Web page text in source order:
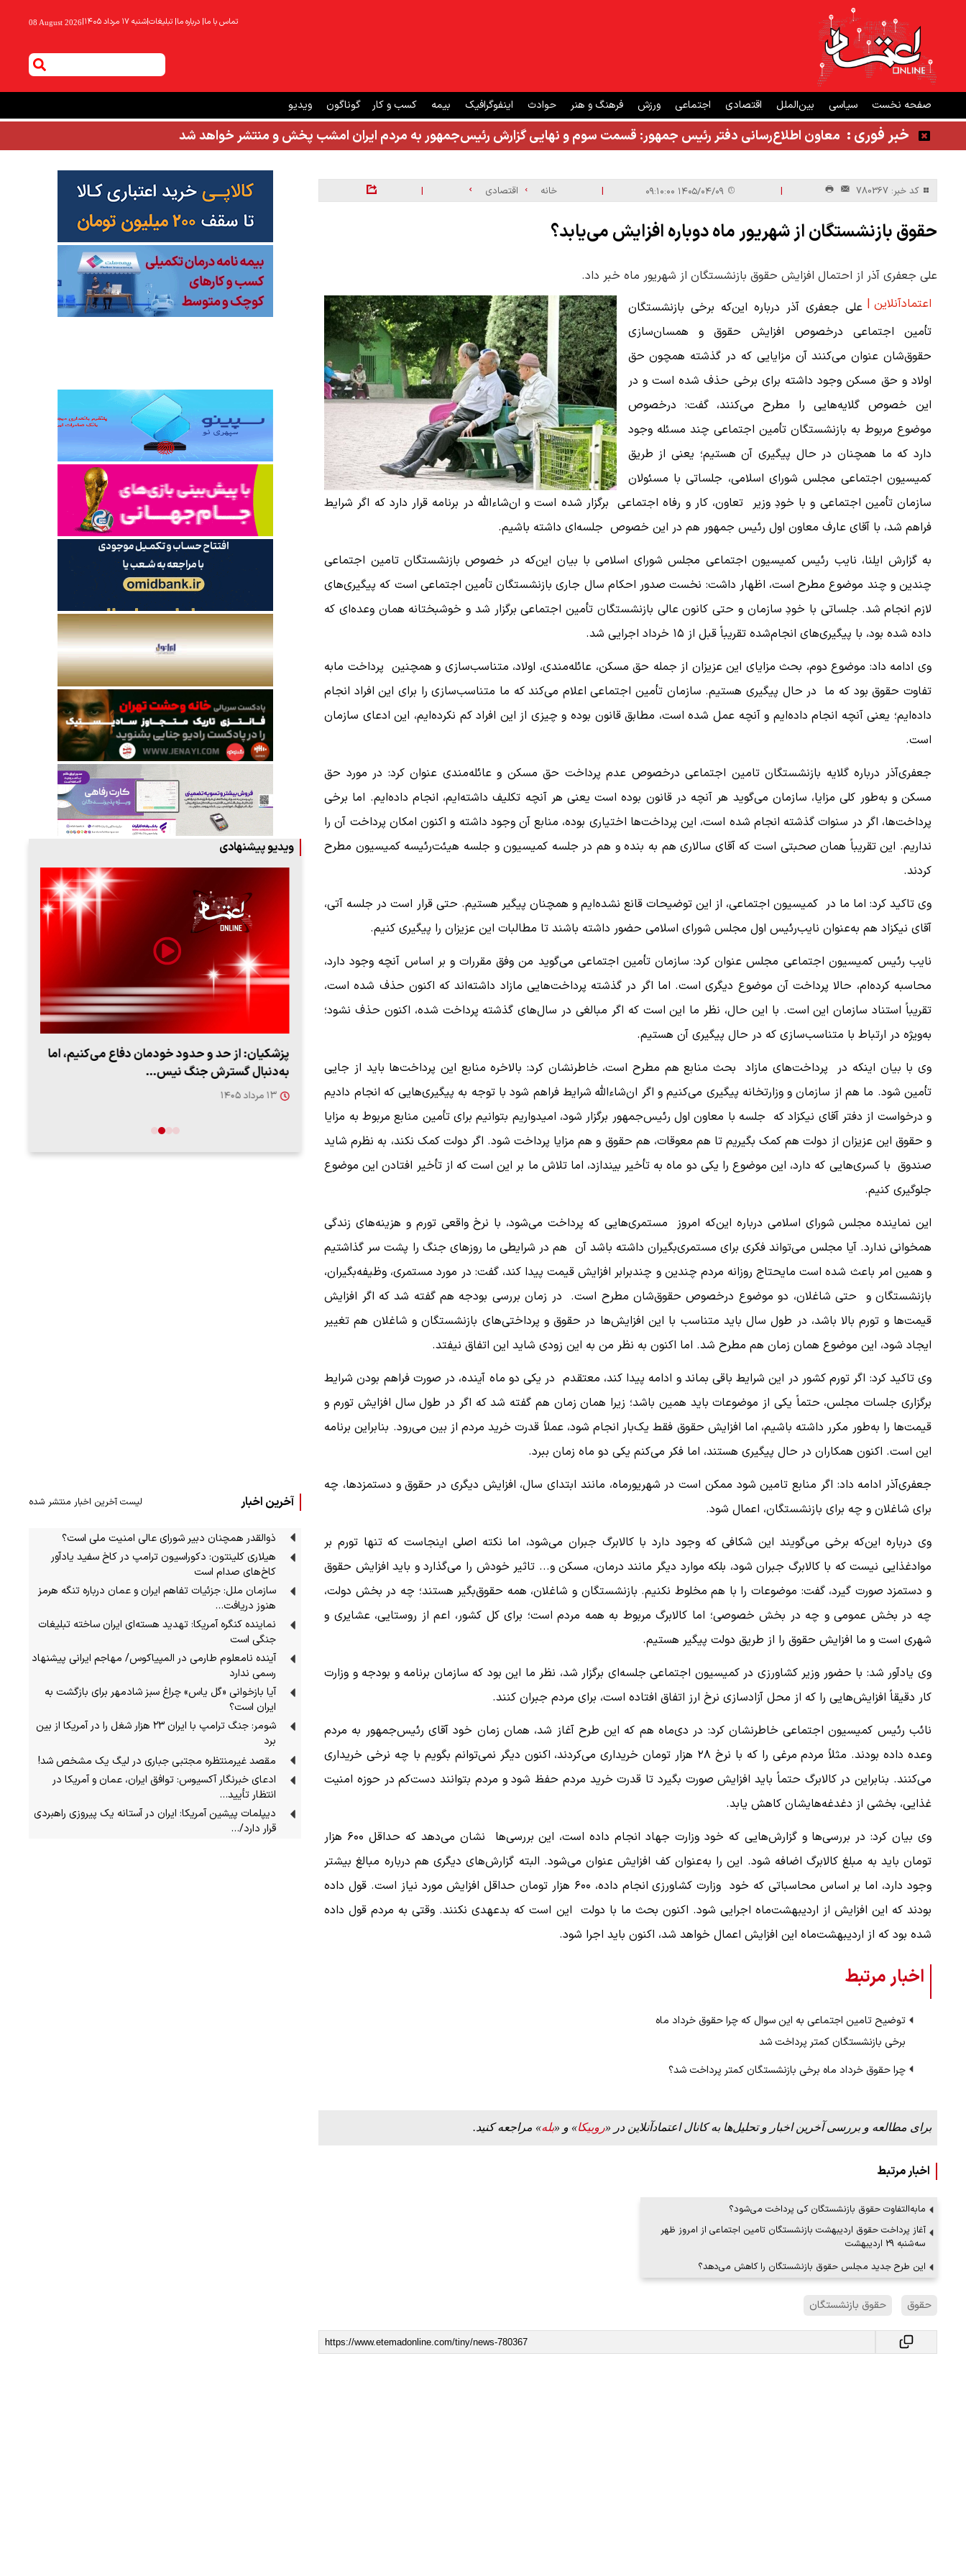
تماس با ما| درباره ما| تبلیغات|شنبه ۱۷ مرداد ۱۴۰۵ |
08 August 2026
صفحه نخست سیاسی بین‌الملل اقتصادی اجتماعی ورزش فرهنگ و هنر حوادث اینفوگرافیک بیمه کسب و کار گوناگون ویدیو
خبر فوری : معاون اطلاع‌رسانی دفتر رئیس جمهور: قسمت سوم و نهایی گزارش رئیس‌جمهور به مردم ایران امشب پخش و منتشر خواهد شد
کد خبر: 780367 |
| خانه اقتصادی |
حقوق بازنشستگان از شهریور ماه دوباره افزایش می‌یابد؟
علی جعفری آذر از احتمال افزایش حقوق بازنشستگان از شهریور ماه خبر داد.
اعتمادآنلاین | علی جعفری آذر درباره این‌که برخی بازنشستگان
تأمین اجتماعی درخصوص افزایش حقوق و همسان‌سازی
حقوق‌شان عنوان می‌کنند آن مزایایی که در گذشته همچون حق
اولاد و حق مسکن وجود داشته برای برخی حذف شده است و در
این خصوص گلایه‌هایی را مطرح می‌کنند،‌ گفت: درخصوص
موضوع مربوط به بازنشستگان تأمین اجتماعی چند مسئله وجود
دارد که ما همچنان در حال پیگیری آن هستیم؛ یعنی از طریق
کمیسیون اجتماعی مجلس شورای اسلامی، جلساتی با مسئولان
سازمان تأمین اجتماعی و با خودِ وزیر تعاون، کار و رفاه اجتماعی برگزار شده است و ان‌شاءالله در برنامه قرار دارد که اگر شرایط
فراهم شد، با آقای عارف معاون اول رئیس جمهور هم در این خصوص جلسه‌ای داشته باشیم.
به گزارش ایلنا، نایب رئیس کمیسیون اجتماعی مجلس شورای اسلامی با بیان این‌که در خصوص بازنشستگان تامین اجتماعی
چندین و چند موضوع مطرح است، اظهار داشت: نخست صدور احکام سال جاری بازنشستگان تأمین اجتماعی است که پیگیری‌های
لازم انجام شد. جلساتی با خودِ سازمان و حتی کانون عالی بازنشستگان تأمین اجتماعی برگزار شد و خوشبختانه همان وعده‌ای که
داده شده بود، با پیگیری‌های انجام‌شده تقریباً قبل از ۱۵ خرداد اجرایی شد.
وی ادامه داد: موضوع دوم، بحث مزایای این عزیزان از جمله حق مسکن، عائله‌مندی، اولاد، متناسب‌سازی و همچنین پرداخت ما‌به
تفاوت حقوق بود که ما در حال پیگیری هستیم. سازمان تأمین اجتماعی اعلام می‌کند که ما متناسب‌سازی را برای این افراد انجام
داده‌ایم؛ یعنی آنچه انجام داده‌ایم و آنچه عمل شده است، مطابق قانون بوده و چیزی از این افراد کم نکرده‌ایم، این ادعای سازمان
است.
جعفری‌آذر درباره گلایه بازنشستگان تامین اجتماعی درخصوص عدم پرداخت حق مسکن و عائله‌مندی عنوان کرد: در مورد حق
مسکن و به‌طور کلی مزایا، سازمان می‌گوید هر آنچه در قانون بوده است یعنی هر آنچه تکلیف داشته‌ایم، انجام داده‌ایم. اما برخی
پرداخت‌ها، اگر در سنوات گذشته انجام شده است، این پرداخت‌ها اختیاری بوده، منابع آن وجود داشته و اکنون امکان پرداخت آن را
نداریم. این تقریباً همان صحبتی است که آقای سالاری هم به بنده و هم در جلسه کمیسیون و جلسه هیئت‌رئیسه کمیسیون مطرح
کردند.
وی تاکید کرد: اما ما در کمیسیون اجتماعی، از این توضیحات قانع نشده‌ایم و همچنان پیگیر هستیم. حتی قرار است در جلسه آتی،
آقای نیکزاد هم به‌عنوان نایب‌رئیس اول مجلس شورای اسلامی حضور داشته باشند تا مطالبات این عزیزان را پیگیری کنیم.
نایب رئیس کمیسیون اجتماعی مجلس عنوان کرد: سازمان تأمین اجتماعی می‌گوید من وفق مقررات و بر اساس آنچه وجود دارد،
محاسبه کرده‌ام، حالا پرداخت آن موضوع دیگری است. اما اگر در گذشته پرداخت‌هایی مازاد داشته‌اند که اکنون حذف شده است،
تقریباً استناد سازمان این است. با این حال، نظر ما این است که اگر مبالغی در سال‌های گذشته پرداخت شده، اکنون حذف نشود؛
به‌ویژه در ارتباط با متناسب‌سازی که در حال پیگیری آن هستیم.
وی با بیان اینکه در پرداخت‌های مازاد بحث منابع هم مطرح است، خاطرنشان کرد: بالاخره منابع این پرداخت‌ها باید از جایی
تأمین شود. ما هم از سازمان و وزارتخانه پیگیری می‌کنیم و اگر ان‌شاءالله شرایط فراهم شود با توجه به پیگیری‌هایی که انجام دادیم
و درخواست از دفتر آقای نیکزاد که جلسه با معاون اول رئیس‌جمهور برگزار شود، امیدواریم بتوانیم برای تأمین منابع مربوط به مزایا
و حقوق این عزیزان از دولت هم کمک بگیریم تا هم معوقات، هم حقوق و هم مزایا پرداخت شود. اگر دولت کمک نکند، به نظرم شاید
صندوق با کسری‌هایی که دارد، این موضوع را یکی دو ماه به تأخیر بیندازد، اما تلاش ما بر این است که از تأخیر افتادن این موضوع
جلوگیری کنیم.
این نماینده مجلس شورای اسلامی درباره این‌که امروز مستمری‌هایی که پرداخت می‌شود، با نرخ واقعی تورم و هزینه‌های زندگی
همخوانی ندارد. آیا مجلس می‌تواند فکری برای مستمری‌بگیران داشته باشد آن هم در شرایطی ما روزهای جنگ را پشت سر گذاشتیم
و همین امر باعث شده است مایحتاج روزانه مردم چندین و چندبرابر افزایش قیمت پیدا کند،‌ گفت: در مورد مستمری، وظیفه‌بگیران،
بازنشستگان و حتی شاغلان، دو موضوع درخصوص حقوق‌شان مطرح است. در زمان بررسی بودجه هم گفته شد که اگر افزایش
قیمت‌ها و تورم بالا باشد، در طول سال باید متناسب با این افزایش‌ها در حقوق و پرداختی‌های بازنشستگان و شاغلان هم تغییر
ایجاد شود، این موضوع همان زمان هم مطرح شد. اما اکنون به نظر من به این زودی شاید این اتفاق نیفتد.
وی تاکید کرد: اگر تورم کشور در این شرایط باقی بماند و ادامه پیدا کند، معتقدم در یکی دو ماه آینده، در صورت فراهم بودن شرایط
برگزاری جلسات مجلس، حتماً یکی از موضوعات باید همین باشد؛ زیرا همان زمان هم گفته شد که اگر در طول سال افزایش تورم و
قیمت‌ها را به‌طور مکرر داشته باشیم، اما افزایش حقوق فقط یک‌بار انجام شود، عملاً قدرت خرید مردم از بین می‌رود. بنابراین برنامه
این است. اکنون همکاران در حال پیگیری هستند، اما فکر می‌کنم یکی دو ماه زمان ببرد.
جعفری‌آذر ادامه داد: اگر منابع تامین شود ممکن است در شهریورماه، مانند ابتدای سال، افزایش دیگری در حقوق و دستمزدها، چه
برای شاغلان و چه برای بازنشستگان، اعمال شود.
وی درباره این‌که برخی می‌گویند این شکافی که وجود دارد با کالابرگ جبران می‌شود، اما نکته اصلی اینجاست که تنها تورم بر
موادغذایی نیست که با کالابرگ جبران شود،‌ بلکه موارد دیگر مانند درمان، مسکن و... تاثیر خودش را می‌گذارد و باید افزایش حقوق
و دستمزد صورت گیرد، گفت: موضوعات را با هم مخلوط نکنیم. بازنشستگان و شاغلان، همه حقوق‌بگیر هستند؛ چه در بخش دولت،
چه در بخش عمومی و چه در بخش خصوصی؛ اما کالابرگ مربوط به همه مردم است؛ برای کل کشور، اعم از روستایی، عشایری و
شهری است و ما افزایش حقوق را از طریق دولت پیگیر هستیم.
وی یادآور شد: با حضور وزیر کشاورزی در کمیسیون اجتماعی جلسه‌ای برگزار شد، نظر ما این بود که سازمان برنامه و بودجه و وزارت
کار دقیقاً افزایش‌هایی را که از محل آزادسازی نرخ ارز اتفاق افتاده است، برای مردم جبران کنند.
نائب رئیس کمیسیون اجتماعی خاطرنشان کرد: در دی‌ماه هم که این طرح آغاز شد، همان زمان خود آقای رئیس‌جمهور به مردم
وعده داده بودند. مثلاً مردم مرغی را که با نرخ ۲۸ هزار تومان خریداری می‌کردند، اکنون دیگر نمی‌توانم بگویم با چه نرخی خریداری
می‌کنند. بنابراین در کالابرگ حتماً باید افزایش صورت بگیرد تا قدرت خرید مردم حفظ شود و مردم بتوانند دست‌کم در حوزه امنیت
غذایی، بخشی از دغدغه‌هایشان کاهش یابد.
وی بیان کرد: در بررسی‌ها و گزارش‌هایی که خود وزارت جهاد انجام داده است، این بررسی‌ها نشان می‌دهد که حداقل ۶۰۰ هزار
تومان باید به مبلغ کالابرگ اضافه شود. این را به‌عنوان کف افزایش عنوان می‌شود. البته گزارش‌های دیگری هم درباره مبالغ بیشتر
وجود دارد، اما بر اساس محاسباتی که خود وزارت کشاورزی انجام داده‌، ۶۰۰ هزار تومان حداقل افزایش مورد نیاز است. قول داده
بودند که این افزایش از اردیبهشت‌ماه اجرایی شود. اکنون بحث ما با دولت این است که بدعهدی نکنند. وقتی به مردم قول داده
شده بود که از اردیبهشت‌ماه این افزایش اعمال خواهد شد، اکنون باید اجرا شود.
اخبار مرتبط
توضیح تامین اجتماعی به این سوال که چرا حقوق خرداد ماه
برخی بازنشستگان کمتر پرداخت شد
چرا حقوق خرداد ماه برخی بازنشستگان کمتر پرداخت شد؟
برای مطالعه و بررسی آخرین اخبار و تحلیل‌ها به کانال اعتمادآنلاین در «روبیکا» و «بله» مراجعه کنید.
اخبار مرتبط
مابه‌التفاوت حقوق بازنشستگان کی پرداخت می‌شود؟
آغاز پرداخت حقوق اردیبهشت بازنشستگان تامین اجتماعی از امروز ظهر
سه‌شنبه ۲۹ اردیبهشت
این طرح جدید مجلس حقوق بازنشستگان را کاهش می‌دهد؟
حقوق حقوق بازنشستگان
ویدیو پیشنهادی
"کوماموتو" ژاپن ۹ روز…
۱۶ مرداد ۱۴۰۵
رهبری
۱۴ مرداد ۱۴۰۵
پزشکیان: از حد و حدود خودمان دفاع می‌کنیم، اما
به‌دنبال گسترش جنگ نیس…
۱۳ مرداد ۱۴۰۵
آخرین اخبار لیست آخرین اخبار منتشر شده
ذوالقدر همچنان دبیر شورای ‌عالی امنیت ملی است؟
هیلاری کلینتون: دکوراسیون ترامپ در کاخ سفید یادآور
کاخ‌های صدام است
سازمان ملل: جزئیات تفاهم ایران و عمان درباره تنگه هرمز
هنوز دریافت…
نماینده کنگره آمریکا: تهدید هسته‌ای ایران ساخته تبلیغات
جنگی است
آینده نامعلوم طارمی در المپیاکوس/ مهاجم ایرانی پیشنهاد
رسمی ندارد
آیا بازخوانی «گل یاس» چراغ سبز شادمهر برای بازگشت به
ایران است؟
شومر: جنگ ترامپ با ایران ۲۳ هزار شغل را در آمریکا از بین
برد
مقصد غیرمنتظره مجتبی جباری در لیگ یک مشخص شد!
ادعای خبرنگار آکسیوس: توافق ایران، عمان و آمریکا در
انتظار تأیید…
دیپلمات پیشین آمریکا: ایران در آستانه یک پیروزی راهبردی
قرار دارد/…